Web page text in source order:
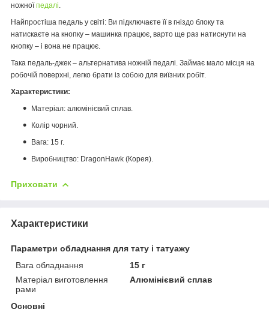
ножноїпедалі
Найпростіша педаль у світі: Ви підключаєте її в гніздо блоку та
натискаєте на кнопку – машинка працює, варто ще раз натиснути на
кнопку – і вона не працює.
Така педаль-джек – альтернатива ножній педалі. Займає мало місця на
робочій поверхні, легко брати із собою для виїзних робіт.
Характеристики:
Матеріал: алюмінієвий сплав.
Колір чорний.
Вага: 15 г.
Виробництво: DragonHawk (Корея).
Приховати
Характеристики
Параметри обладнання для тату і татуажу
Вага обладнання
15 г
Матеріал виготовлення
рами
Алюмінієвий сплав
Основні